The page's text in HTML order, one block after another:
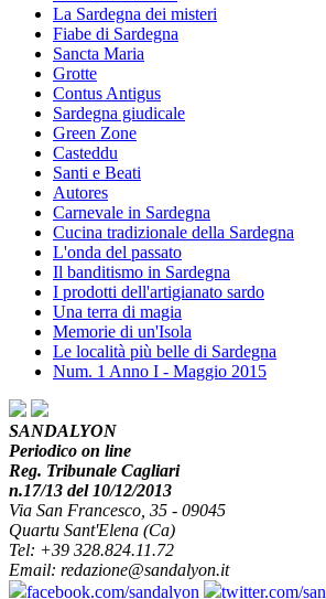
La Sardegna dei misteri
Fiabe di Sardegna
Sancta Maria
Grotte
Contus Antigus
Sardegna giudicale
Green Zone
Casteddu
Santi e Beati
Autores
Carnevale in Sardegna
Cucina tradizionale della Sardegna
L'onda del passato
Il banditismo in Sardegna
I prodotti dell'artigianato sardo
Una terra di magia
Memorie di un'Isola
Le località più belle di Sardegna
Num. 1 Anno I - Maggio 2015
SANDALYON
Periodico on line
Reg. Tribunale Cagliari
n.17/13 del 10/12/2013
Via San Francesco, 35 - 09045
Quartu Sant'Elena (Ca)
Tel: +39 328.824.11.72
Email: redazione@sandalyon.it
facebook.com/sandalyon
twitter.com/